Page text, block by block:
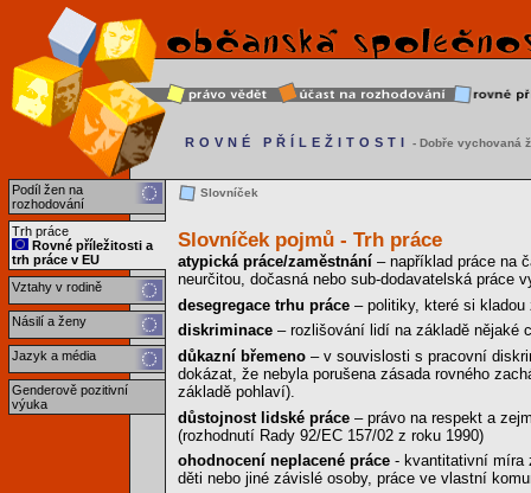
Podíl žen na
rozhodování
Trh práce
Rovné příležitosti a
trh práce v EU
Vztahy v rodině
Násilí a ženy
Jazyk a média
Genderově pozitivní
výuka
ROVNÉ PŘÍLEŽITOSTI - Dobře vychovaná
Slovníček
Slovníček pojmů - Trh práce
atypická práce/zaměstnání – například práce na
neurčitou, dočasná nebo sub-dodavatelská práce
desegregace trhu práce – politiky, které si
diskriminace – rozlišování lidí na základě nějaké
důkazní břemeno – v souvislosti s pracovní
dokázat, že nebyla porušena zásada rovného
základě pohlaví).
důstojnost lidské práce – právo na respekt a
(rozhodnutí Rady 92/EC 157/02 z roku 1990)
ohodnocení neplacené práce - kvantitativní míra
děti nebo jiné závislé osoby, práce ve vlastní